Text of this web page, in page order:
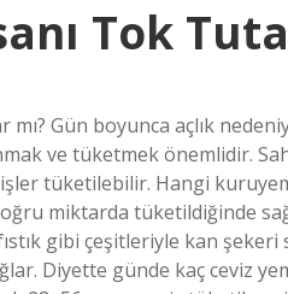
Tok
mı? Gün boyunca açlık
ve tüketmek önemlidir.
tüketilebilir. Hangi
miktarda tüketildiğinde
gibi çeşitleriyle kan
Diyette günde kaç ceviz